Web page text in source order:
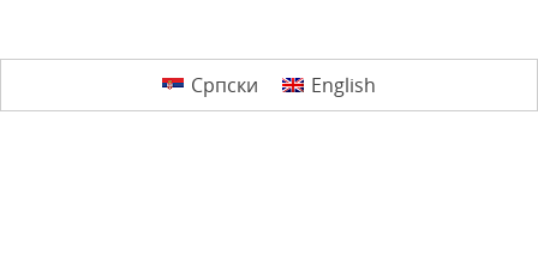
Српски English